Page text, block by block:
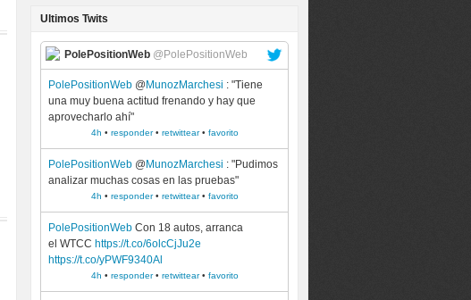
Ultimos Twits
PolePositionWeb @PolePositionWeb
PolePositionWeb @ MunozMarchesi : "Tiene
una muy buena actitud frenando y hay que
aprovecharlo ahí"
4h • responder• retwittear• favorito
PolePositionWeb @ MunozMarchesi : "Pudimos
analizar muchas cosas en las pruebas"
4h • responder• retwittear• favorito
PolePositionWeb Con 18 autos, arranca
el WTCC https://t.co/6olcCjJu2e
https://t.co/yPWF9340Al
4h • responder• retwittear• favorito